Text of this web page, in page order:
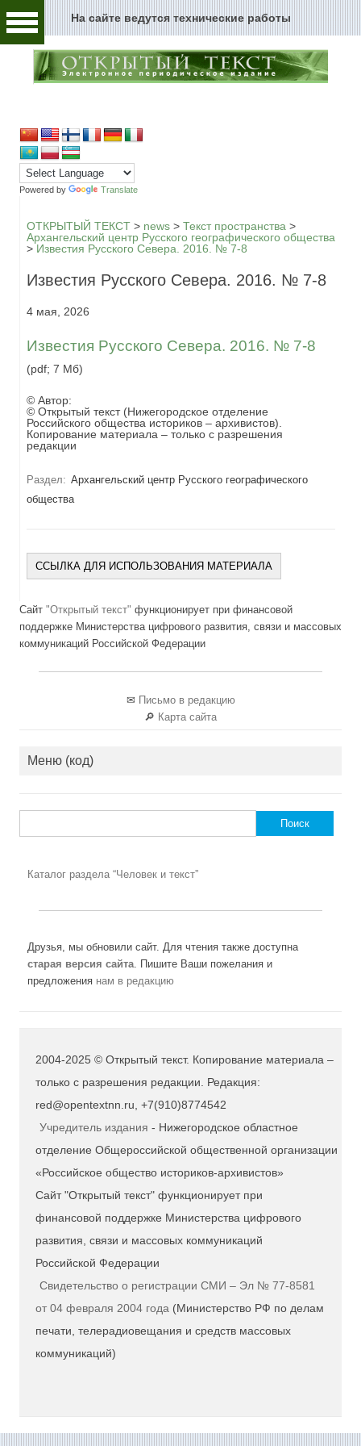
На сайте ведутся технические работы
Powered by Translate
ОТКРЫТЫЙ ТЕКСТ > news > Текст пространства >
Архангельский центр Русского географического общества
> Известия Русского Севера. 2016. № 7-8
Известия Русского Севера. 2016. № 7-8
4 мая, 2026
Известия Русского Севера. 2016. № 7-8
(pdf; 7 Мб)
© Автор:
© Открытый текст (Нижегородское отделение
Российского общества историков – архивистов).
Копирование материала – только с разрешения
редакции
Раздел: Архангельский центр Русского географического
общества
ССЫЛКА ДЛЯ ИСПОЛЬЗОВАНИЯ МАТЕРИАЛА
Сайт "Открытый текст" функционирует при финансовой
поддержке Министерства цифрового развития, связи и массовых
коммуникаций Российской Федерации
✉ Письмо в редакцию
🔎 Карта сайта
Меню (код)
Человек и текст
Текст пространства
Текст истории
Текст музыки
Текст музея
Глоссарий
Новости сайта
Каталог раздела “Человек и текст”
Друзья, мы обновили сайт. Для чтения также доступна
старая версия сайта. Пишите Ваши пожелания и
предложения нам в редакцию
2004-2025 © Открытый текст. Копирование материала –
только с разрешения редакции. Редакция:
red@opentextnn.ru, +7(910)8774542
Учредитель издания - Нижегородское областное
отделение Общероссийской общественной организации
«Российское общество историков-архивистов»
Сайт "Открытый текст" функционирует при
финансовой поддержке Министерства цифрового
развития, связи и массовых коммуникаций
Российской Федерации
Свидетельство о регистрации СМИ – Эл № 77-8581
от 04 февраля 2004 года (Министерство РФ по делам
печати, телерадиовещания и средств массовых
коммуникаций)